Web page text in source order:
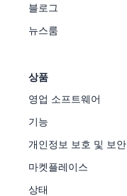
블로그
뉴스룸
상품
영업 소프트웨어
기능
개인정보 보호 및 보안
마켓플레이스
상태